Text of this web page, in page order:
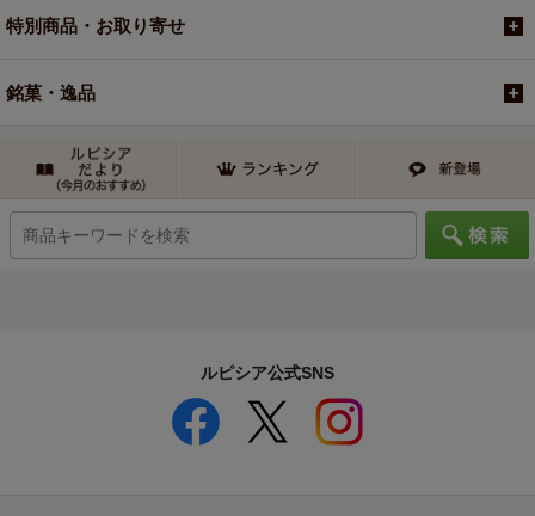
特別商品・お取り寄せ
銘菓・逸品
ルピシア公式SNS